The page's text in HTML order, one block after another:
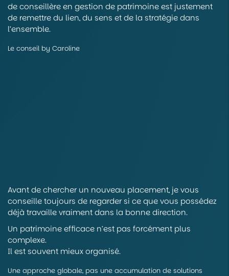
de conseillère en gestion de patrimoine est justement
de remettre du lien, du sens et de la stratégie dans
l’ensemble.
Le conseil by Caroline
Avant de chercher un nouveau placement, je vous
conseille toujours de regarder si ce que vous possédez
déjà travaille vraiment dans la bonne direction.
Un patrimoine efficace n’est pas forcément plus
complexe.
Il est souvent mieux organisé.
Une approche globale, pas une accumulation de solutions